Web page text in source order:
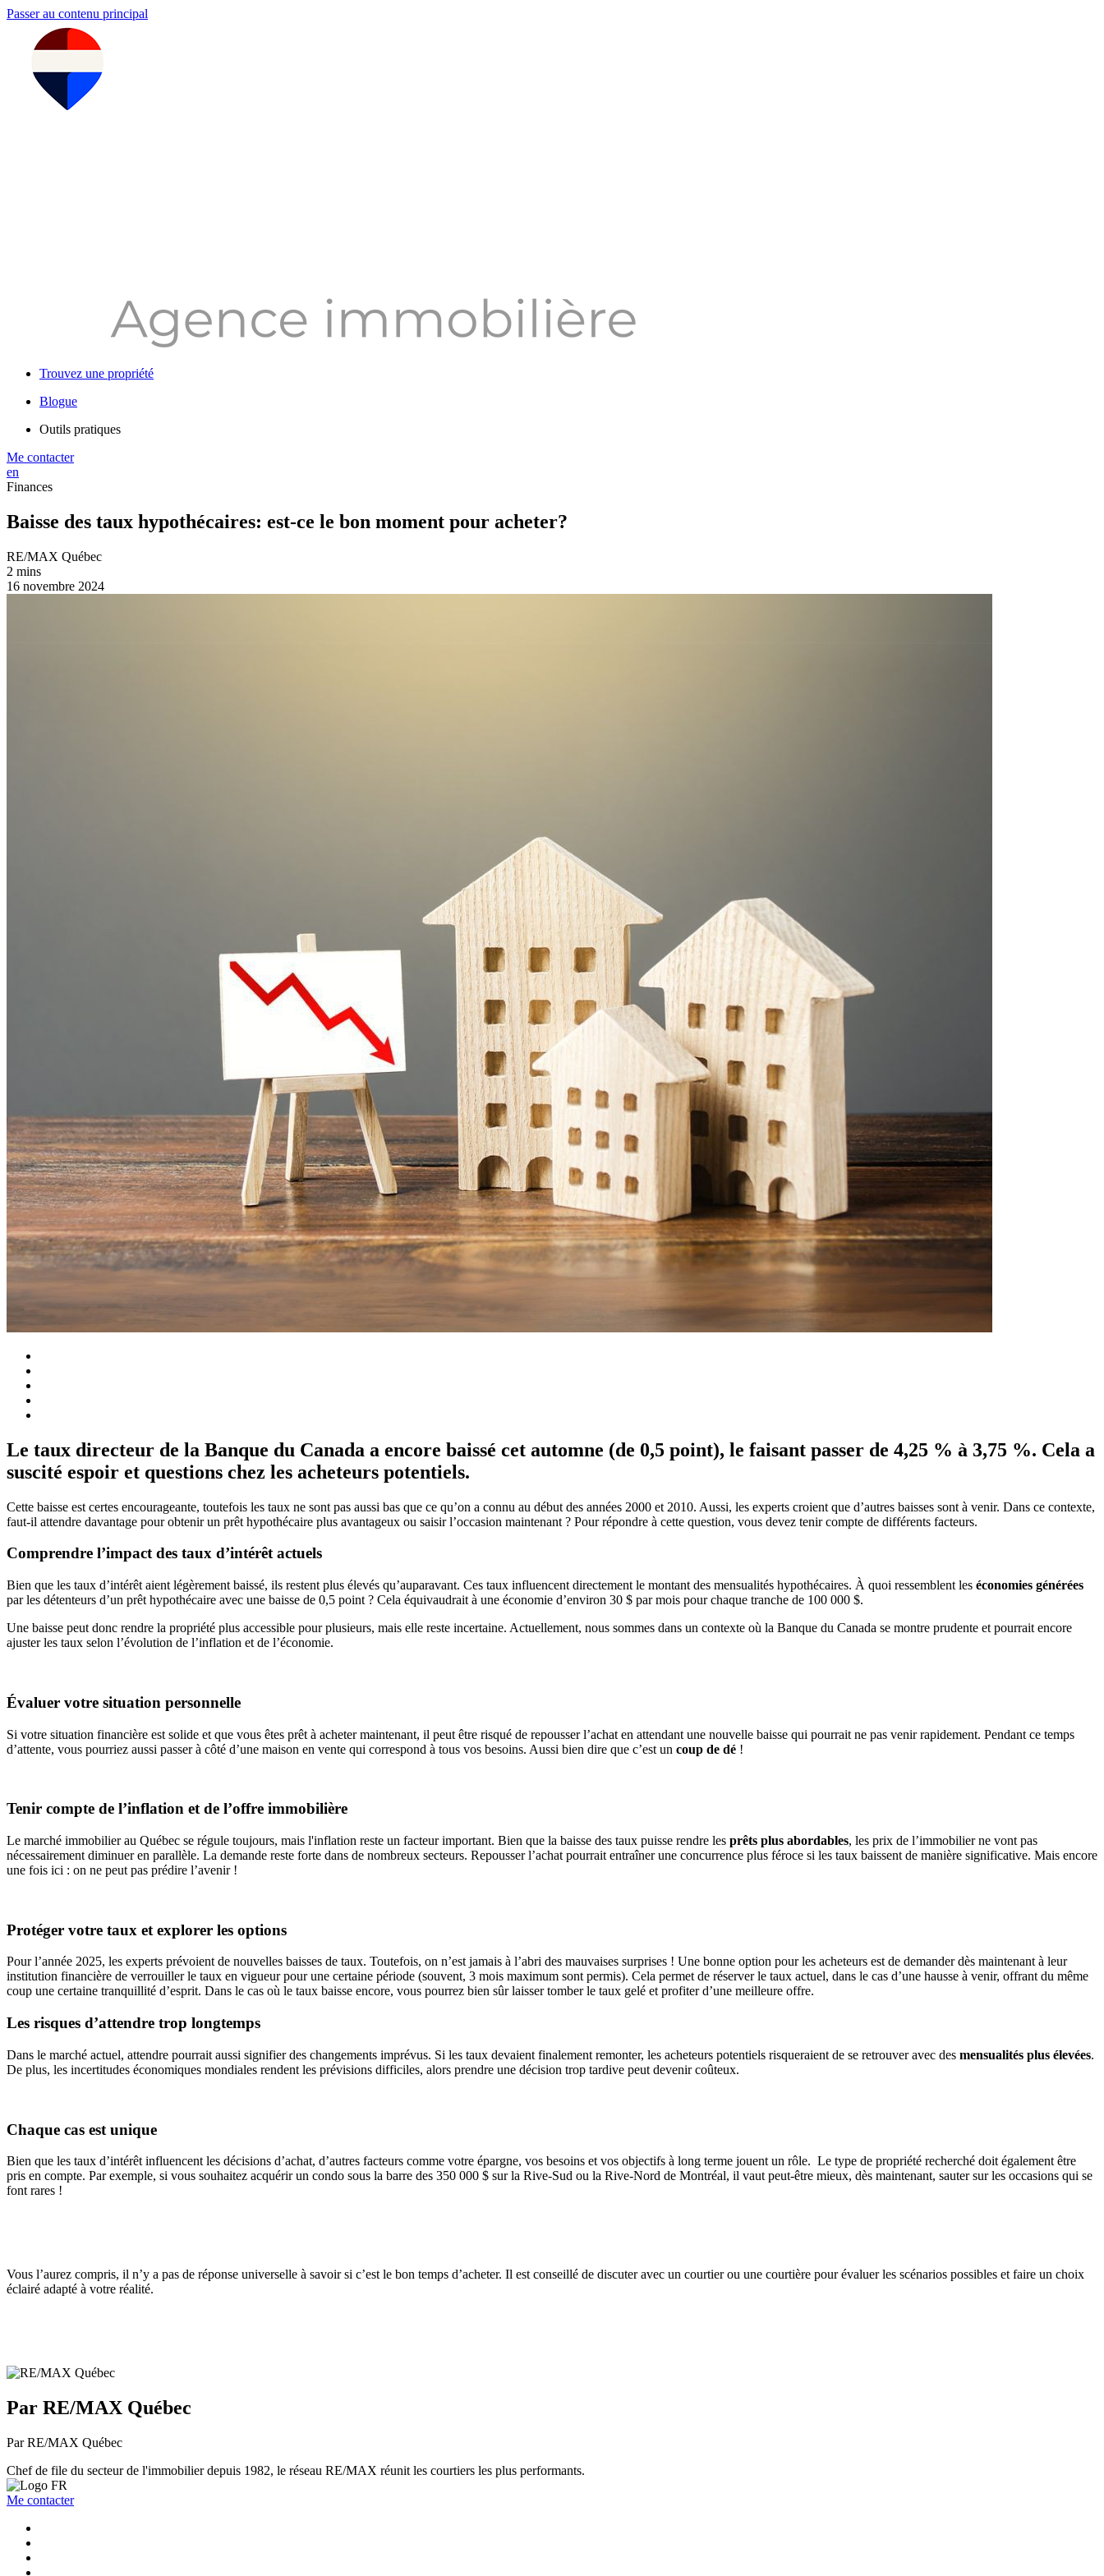
Passer au contenu principal
Trouvez une propriété
Blogue
Outils pratiques
Me contacter
en
Finances
Baisse des taux hypothécaires: est-ce le bon moment pour acheter?
RE/MAX Québec
2 mins
16 novembre 2024
Le taux directeur de la Banque du Canada a encore baissé cet automne (de 0,5 point), le faisant passer de 4,25 % à 3,75 %. Cela a
suscité espoir et questions chez les acheteurs potentiels.
Cette baisse est certes encourageante, toutefois les taux ne sont pas aussi bas que ce qu’on a connu au début des années 2000 et 2010. Aussi, les experts croient que d’autres baisses sont à venir. Dans ce contexte,
faut-il attendre davantage pour obtenir un prêt hypothécaire plus avantageux ou saisir l’occasion maintenant ? Pour répondre à cette question, vous devez tenir compte de différents facteurs.
Comprendre l’impact des taux d’intérêt actuels
Bien que les taux d’intérêt aient légèrement baissé, ils restent plus élevés qu’auparavant. Ces taux influencent directement le montant des mensualités hypothécaires. À quoi ressemblent les économies générées
par les détenteurs d’un prêt hypothécaire avec une baisse de 0,5 point ? Cela équivaudrait à une économie d’environ 30 $ par mois pour chaque tranche de 100 000 $.
Une baisse peut donc rendre la propriété plus accessible pour plusieurs, mais elle reste incertaine. Actuellement, nous sommes dans un contexte où la Banque du Canada se montre prudente et pourrait encore
ajuster les taux selon l’évolution de l’inflation et de l’économie.
Évaluer votre situation personnelle
Si votre situation financière est solide et que vous êtes prêt à acheter maintenant, il peut être risqué de repousser l’achat en attendant une nouvelle baisse qui pourrait ne pas venir rapidement. Pendant ce temps
d’attente, vous pourriez aussi passer à côté d’une maison en vente qui correspond à tous vos besoins. Aussi bien dire que c’est un coup de dé !
Tenir compte de l’inflation et de l’offre immobilière
Le marché immobilier au Québec se régule toujours, mais l'inflation reste un facteur important. Bien que la baisse des taux puisse rendre les prêts plus abordables, les prix de l’immobilier ne vont pas
nécessairement diminuer en parallèle. La demande reste forte dans de nombreux secteurs. Repousser l’achat pourrait entraîner une concurrence plus féroce si les taux baissent de manière significative. Mais encore
une fois ici : on ne peut pas prédire l’avenir !
Protéger votre taux et explorer les options
Pour l’année 2025, les experts prévoient de nouvelles baisses de taux. Toutefois, on n’est jamais à l’abri des mauvaises surprises ! Une bonne option pour les acheteurs est de demander dès maintenant à leur
institution financière de verrouiller le taux en vigueur pour une certaine période (souvent, 3 mois maximum sont permis). Cela permet de réserver le taux actuel, dans le cas d’une hausse à venir, offrant du même
coup une certaine tranquillité d’esprit. Dans le cas où le taux baisse encore, vous pourrez bien sûr laisser tomber le taux gelé et profiter d’une meilleure offre.
Les risques d’attendre trop longtemps
Dans le marché actuel, attendre pourrait aussi signifier des changements imprévus. Si les taux devaient finalement remonter, les acheteurs potentiels risqueraient de se retrouver avec des mensualités plus élevées.
De plus, les incertitudes économiques mondiales rendent les prévisions difficiles, alors prendre une décision trop tardive peut devenir coûteux.
Chaque cas est unique
Bien que les taux d’intérêt influencent les décisions d’achat, d’autres facteurs comme votre épargne, vos besoins et vos objectifs à long terme jouent un rôle. Le type de propriété recherché doit également être
pris en compte. Par exemple, si vous souhaitez acquérir un condo sous la barre des 350 000 $ sur la Rive-Sud ou la Rive-Nord de Montréal, il vaut peut-être mieux, dès maintenant, sauter sur les occasions qui se
font rares !
Vous l’aurez compris, il n’y a pas de réponse universelle à savoir si c’est le bon temps d’acheter. Il est conseillé de discuter avec un courtier ou une courtière pour évaluer les scénarios possibles et faire un choix
éclairé adapté à votre réalité.
Par RE/MAX Québec
Par RE/MAX Québec
Chef de file du secteur de l'immobilier depuis 1982, le réseau RE/MAX réunit les courtiers les plus performants.
Me contacter